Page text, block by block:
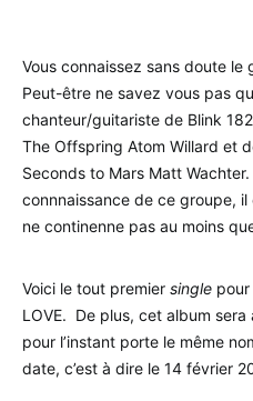
Vous connaissez sans doute le
Peut-être ne savez vous pas
chanteur/guitariste de Blink
The Offspring Atom Willard et
Seconds to Mars Matt
connnaissance de ce groupe,
ne continenne pas au moins
Voici le tout premier single
LOVE. De plus, cet album sera
pour l’instant porte le même
date, c’est à dire le 14 février